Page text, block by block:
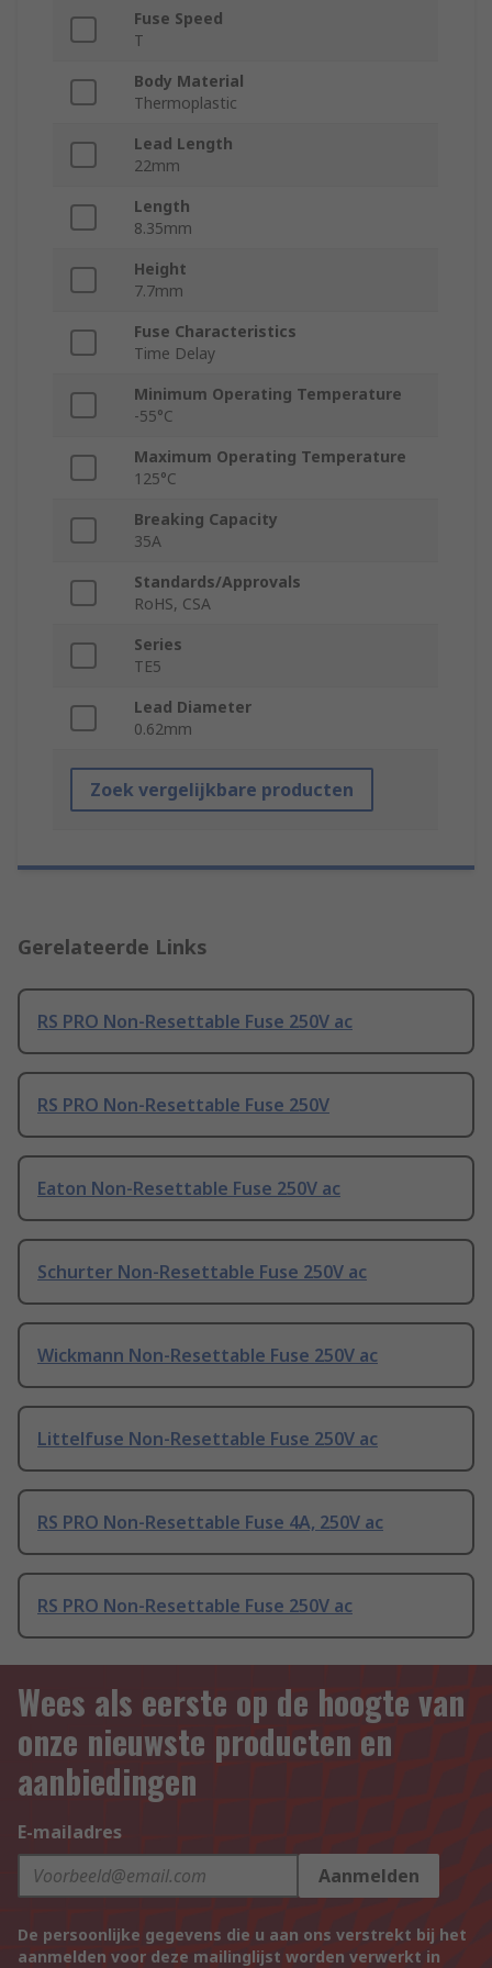
Fuse Speed
T
Body Material
Thermoplastic
Lead Length
22mm
Length
8.35mm
Height
7.7mm
Fuse Characteristics
Time Delay
Minimum Operating Temperature
-55°C
Maximum Operating Temperature
125°C
Breaking Capacity
35A
Standards/Approvals
RoHS, CSA
Series
TE5
Lead Diameter
0.62mm
Zoek vergelijkbare producten
Gerelateerde Links
RS PRO Non-Resettable Fuse 250V ac
RS PRO Non-Resettable Fuse 250V
Eaton Non-Resettable Fuse 250V ac
Schurter Non-Resettable Fuse 250V ac
Wickmann Non-Resettable Fuse 250V ac
Littelfuse Non-Resettable Fuse 250V ac
RS PRO Non-Resettable Fuse 4A, 250V ac
RS PRO Non-Resettable Fuse 250V ac
Wees als eerste op de hoogte van
onze nieuwste producten en
aanbiedingen
E-mailadres
Aanmelden
De persoonlijke gegevens die u aan ons verstrekt bij het
aanmelden voor deze mailinglijst worden verwerkt in